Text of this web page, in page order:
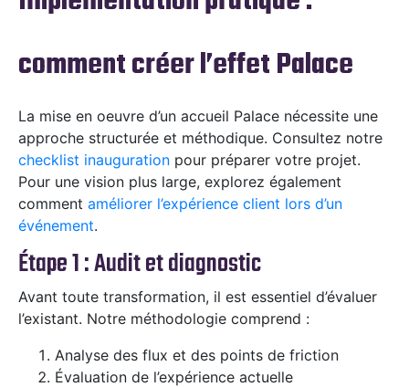
comment créer l’effet Palace
La mise en oeuvre d’un accueil Palace nécessite une
approche structurée et méthodique. Consultez notre
checklist inauguration pour préparer votre projet.
Pour une vision plus large, explorez également
comment améliorer l’expérience client lors d’un
événement.
Étape 1 : Audit et diagnostic
Avant toute transformation, il est essentiel d’évaluer
l’existant. Notre méthodologie comprend :
Analyse des flux et des points de friction
Évaluation de l’expérience actuelle